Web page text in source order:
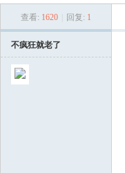
› ›
查看: 1620 回复: 1
不疯狂就老了